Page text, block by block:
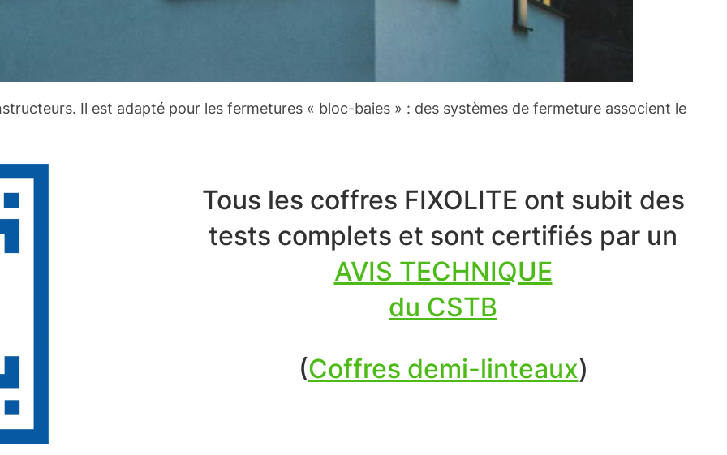
Il est adapté pour les fermetures « bloc-baies » : des systèmes de fermeture associent le
Tous les coffres FIXOLITE ont subit des
tests complets et sont certifiés par un
AVIS TECHNIQUE
du CSTB
(Coffres demi-linteaux)